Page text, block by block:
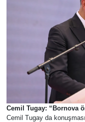
Cemil Tugay: “Bornova
Cemil Tugay da